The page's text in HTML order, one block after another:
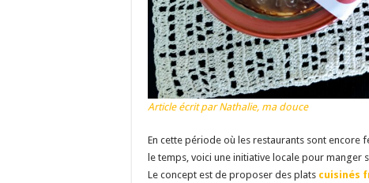
Article écrit par Nathalie, ma douce
En cette période où les restaurants sont encore
le temps, voici une initiative locale pour manger
Le concept est de proposer des plats cuisinés